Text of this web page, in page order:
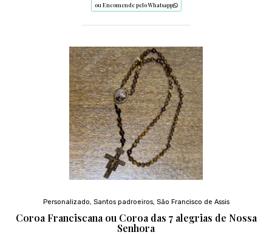
ou Encomende pelo Whatsapp
Personalizado, Santos padroeiros, São Francisco de Assis
Coroa Franciscana ou Coroa das 7 alegrias de Nossa
Senhora